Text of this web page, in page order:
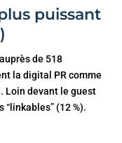
puissant
de 518
la digital PR comme
Loin devant le guest
(12 %).